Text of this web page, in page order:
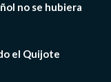
no se hubiera
el Quijote